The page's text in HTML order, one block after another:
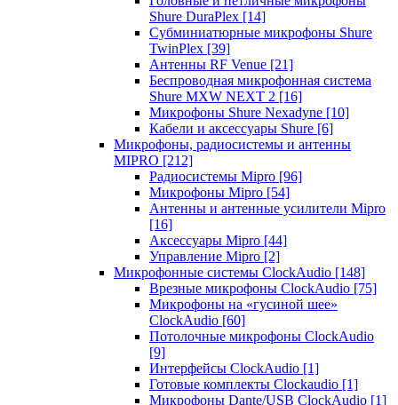
Shure DuraPlex [14]
Субминиатюрные микрофоны Shure
TwinPlex [39]
Антенны RF Venue [21]
Беспроводная микрофонная система
Shure MXW NEXT 2 [16]
Микрофоны Shure Nexadyne [10]
Кабели и аксессуары Shure [6]
Микрофоны, радиосистемы и антенны
MIPRO [212]
Радиосистемы Mipro [96]
Микрофоны Mipro [54]
Антенны и антенные усилители Mipro
[16]
Аксессуары Mipro [44]
Управление Mipro [2]
Микрофонные системы ClockAudio [148]
Врезные микрофоны ClockAudio [75]
Микрофоны на «гусиной шее»
ClockAudio [60]
Потолочные микрофоны ClockAudio
[9]
Интерфейсы ClockAudio [1]
Готовые комплекты Clockaudio [1]
Микрофоны Dante/USB ClockAudio [1]